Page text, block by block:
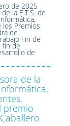
de 2025
la E.T.S. de
los Premios
de
Fin de
fin de
de
de la
premio